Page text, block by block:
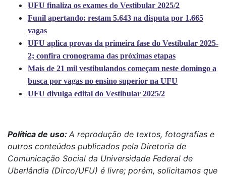
UFU finaliza os exames do Vestibular 2025/2
Funil apertando: restam 5.643 na disputa por 1.665
vagas
UFU aplica provas da primeira fase do Vestibular 2025-
2; confira cronograma das próximas etapas
Mais de 21 mil vestibulandos começam neste domingo a
busca por vagas no ensino superior na UFU
UFU divulga edital do Vestibular 2025/2
Política de uso: A reprodução de textos, fotografias e
outros conteúdos publicados pela Diretoria de
Comunicação Social da Universidade Federal de
Uberlândia (Dirco/UFU) é livre; porém, solicitamos que